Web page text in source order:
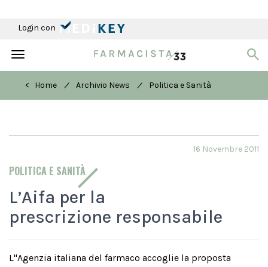
Login con
Toggle
< Home
/ Archivio News / Politica e Sanità
POLITICA E SANITÀ
16 Novembre 2011
L’Aifa per la
prescrizione responsabile
L''Agenzia italiana del farmaco accoglie la proposta